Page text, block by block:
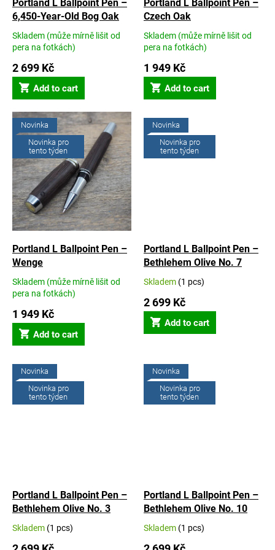
Portland L Ballpoint Pen –
6,450-Year-Old Bog Oak
average
product
rating
5,0
out
5
stars.
Skladem (může mírně lišit od
pera na fotkách)
2 699 Kč
Add to cart
Portland L Ballpoint Pen –
Czech Oak
average
product
rating
5,0
5
stars.
Skladem (může mírně lišit od
pera na fotkách)
1 949 Kč
Add to cart
Novinka
Novinka pro
tento týden
Portland L Ballpoint Pen –
Wenge
average
product
rating
5,0
5
stars.
Skladem (může mírně lišit od
pera na fotkách)
1 949 Kč
Add to cart
Novinka
Novinka pro
tento týden
Portland L Ballpoint Pen –
Bethlehem Olive No. 7
The
product
rating
of
stars.
Skladem (1 pcs)
2 699 Kč
Add to cart
Novinka
Novinka pro
tento týden
Portland L Ballpoint Pen –
Bethlehem Olive No. 3
The
Skladem (1 pcs)
Novinka
Novinka pro
tento týden
Portland L Ballpoint Pen –
Bethlehem Olive No. 10
The
Skladem (1 pcs)